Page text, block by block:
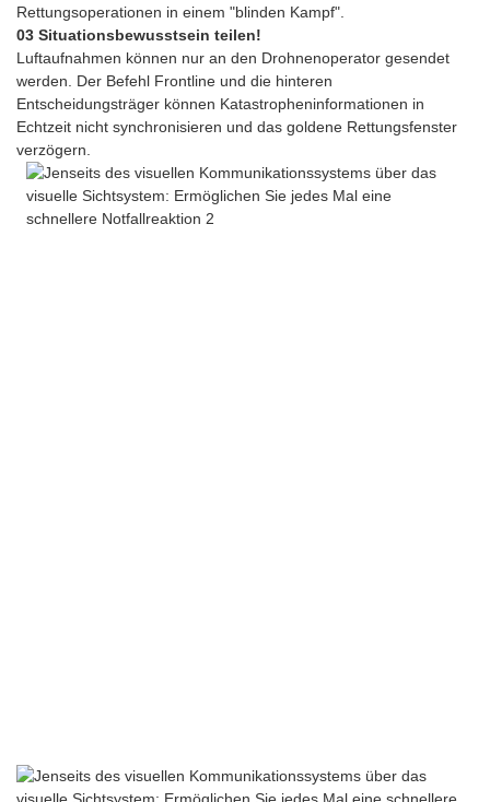
Rettungsoperationen in einem "blinden Kampf".
03 Situationsbewusstsein teilen!
Luftaufnahmen können nur an den Drohnenoperator gesendet
werden. Der Befehl Frontline und die hinteren
Entscheidungsträger können Katastropheninformationen in
Echtzeit nicht synchronisieren und das goldene Rettungsfenster
verzögern.